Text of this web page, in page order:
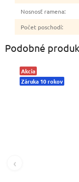
Nosnosť ramena:
Počet poschodí:
Podobné
Akcia
Záruka 10 rokov
‹